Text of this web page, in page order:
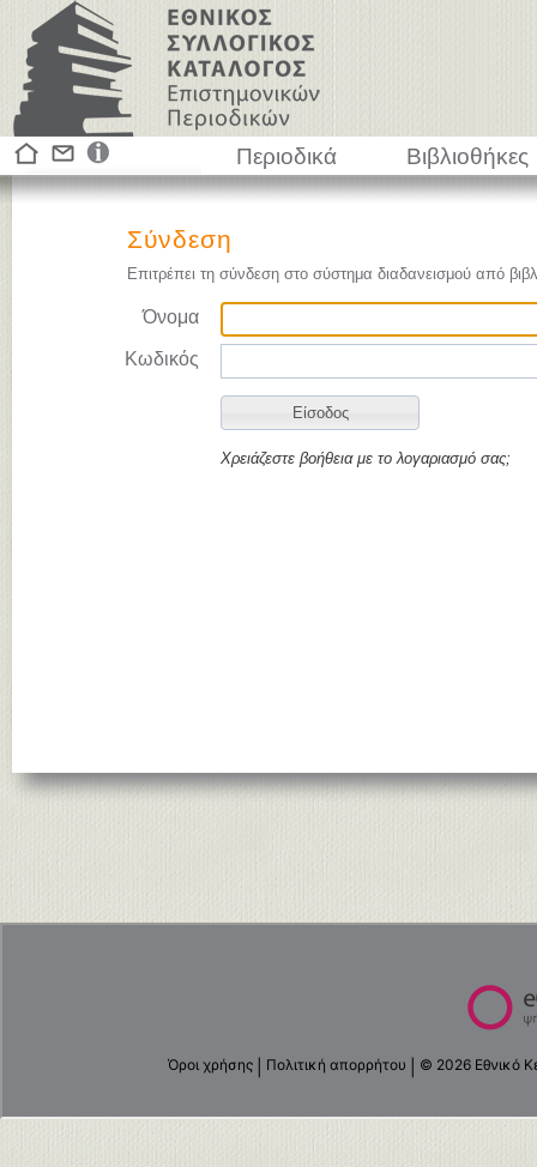
Περιοδικά Βιβλιοθήκες
Σύνδεση
Επιτρέπει τη σύνδεση στο σύστημα διαδανεισμού από
Όνομα
Κωδικός
Χρειάζεστε βοήθεια με το λογαριασμό σας;